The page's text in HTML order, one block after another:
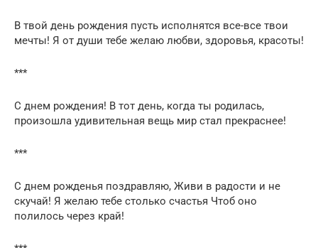
В твой день рождения пусть исполнятся все-все твои
мечты! Я от души тебе желаю любви, здоровья, красоты!
***
С днем рождения! В тот день, когда ты родилась,
произошла удивительная вещь мир стал прекраснее!
***
С днем рожденья поздравляю, Живи в радости и не
скучай! Я желаю тебе столько счастья Чтоб оно
полилось через край!